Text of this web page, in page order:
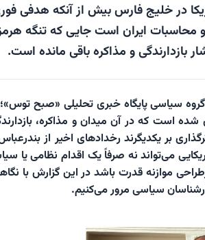
در خلیج فارس بیش از آنکه هدفی
ایران است جایی که تنگه
بازدارندگی و مذاکره باقی مانده است.
سیاسی پایگاه خبری تحلیلی «صبح توس»؛
شده است که در آن میدان و مذاکره،
بر یکدیگرند رخدادهای اخیر از
می‌تواند نه صرفاً یک اقدام نظامی یا
موازنه قدرت باشد در این گزارش با
سیاسی مرور می‌کنیم.